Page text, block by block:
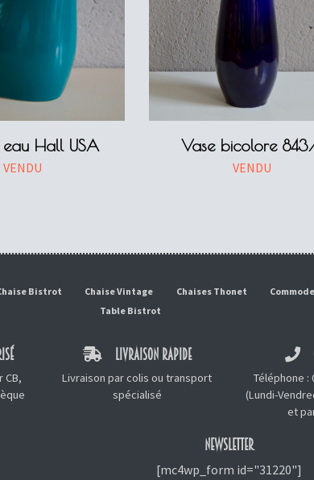
eau Hall USA
VENDU
Vase bicolore
VENDU
Bistrot Chaise Vintage Chaises Thonet
Table Bistrot
CB,
LIVRAISON RAPIDE
Livraison par colis ou transport
spécialisé
Téléphone :
(Lundi-
et
NEWSLETTER
[mc4wp_form id="31220"]